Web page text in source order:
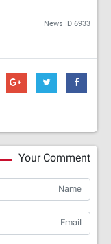
News ID6933
Your Comment